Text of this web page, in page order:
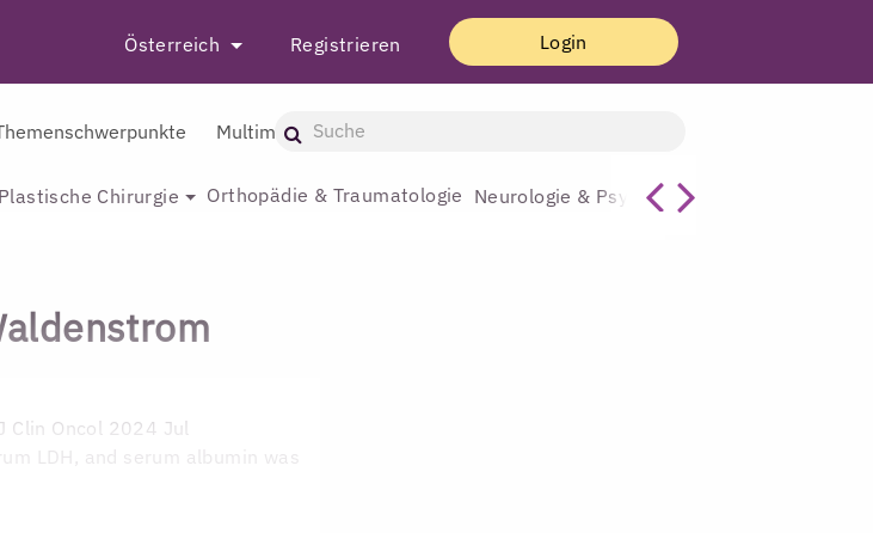
Österreich Registrieren Login
Multimedia
Chirurgie Orthopädie & Traumatologie Neurologie & Psychiatrie
Clin Oncol 2024 Jul
LDH, and serum albumin was